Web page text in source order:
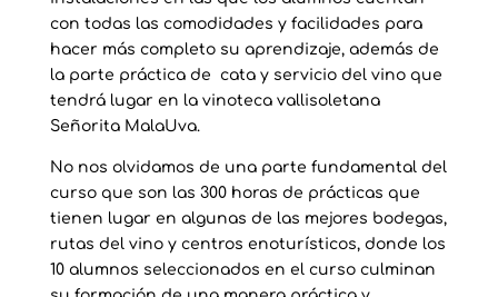
con todas las comodidades y facilidades para
hacer más completo su aprendizaje, además de
la parte práctica de cata y servicio del vino que
tendrá lugar en la vinoteca vallisoletana
Señorita MalaUva.
No nos olvidamos de una parte fundamental del
curso que son las 300 horas de prácticas que
tienen lugar en algunas de las mejores bodegas,
rutas del vino y centros enoturísticos, donde los
10 alumnos seleccionados en el curso culminan